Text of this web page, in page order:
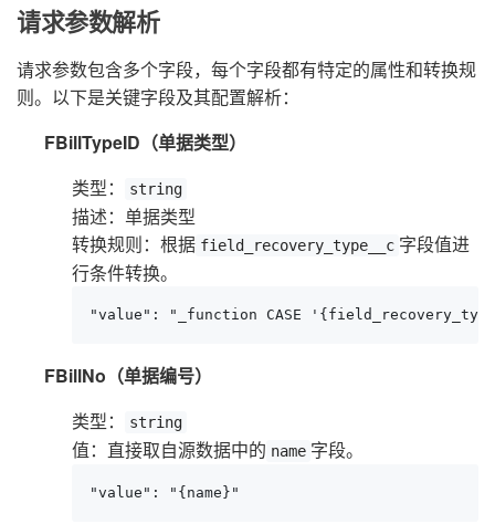
请求参数解析
请求参数包含多个字段，每个字段都有特定的属性和转换规
则。以下是关键字段及其配置解析：
FBillTypeID（单据类型）
类型：
string
描述：单据类型
转换规则：根据 field_recovery_type__c 字段值进
行条件转换。
"value": "_function CASE
FBillNo（单据编号）
类型：
string
值：直接取自源数据中的 name 字段。
"value": "{name}"